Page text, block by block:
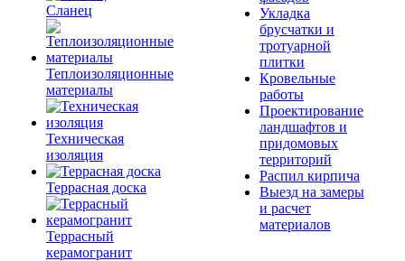
Сланец
Теплоизоляционные
материалы
Техническая
изоляция
Террасная доска
Террасный
керамогранит
Укладка
брусчатки и
тротуарной
плитки
Кровельные
работы
Проектирование
ландшафтов и
придомовых
территорий
Распил кирпича
Выезд на замеры
и расчет
материалов